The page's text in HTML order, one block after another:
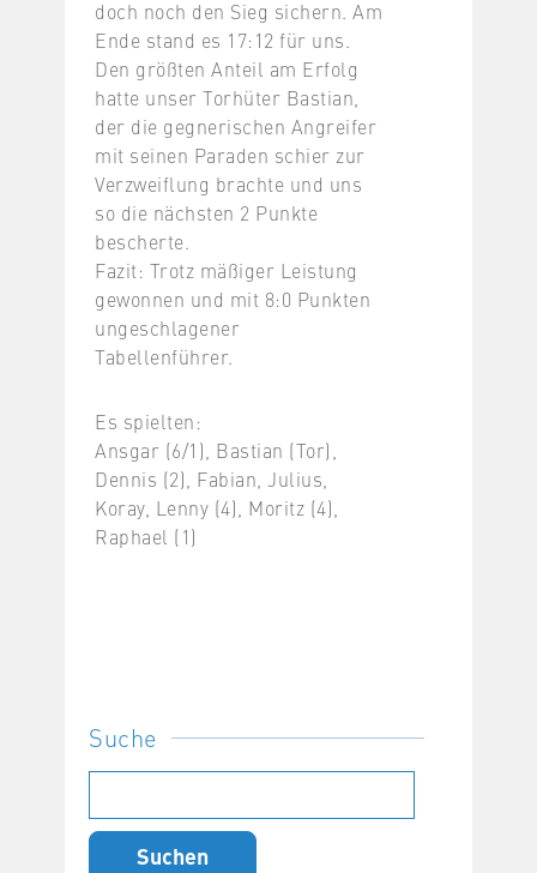
doch noch den Sieg sichern. Am
Ende stand es 17:12 für uns.
Den größten Anteil am Erfolg
hatte unser Torhüter Bastian,
der die gegnerischen Angreifer
mit seinen Paraden schier zur
Verzweiflung brachte und uns
so die nächsten 2 Punkte
bescherte.
Fazit: Trotz mäßiger Leistung
gewonnen und mit 8:0 Punkten
ungeschlagener
Tabellenführer.
Es spielten:
Ansgar (6/1), Bastian (Tor),
Dennis (2), Fabian, Julius,
Koray, Lenny (4), Moritz (4),
Raphael (1)
Suche
nach: